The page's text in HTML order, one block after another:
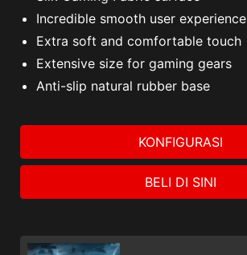
Incredible smooth user experience
Extra soft and comfortable touch
Extensive size for gaming gears
Anti-slip natural rubber base
KONFIGURASI
BELI DI SINI